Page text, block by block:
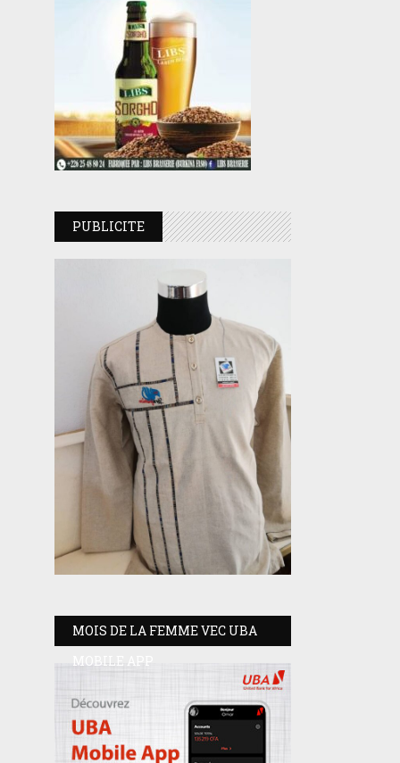
PUBLICITE
MOIS DE LA FEMME VEC UBA
MOBILE APP